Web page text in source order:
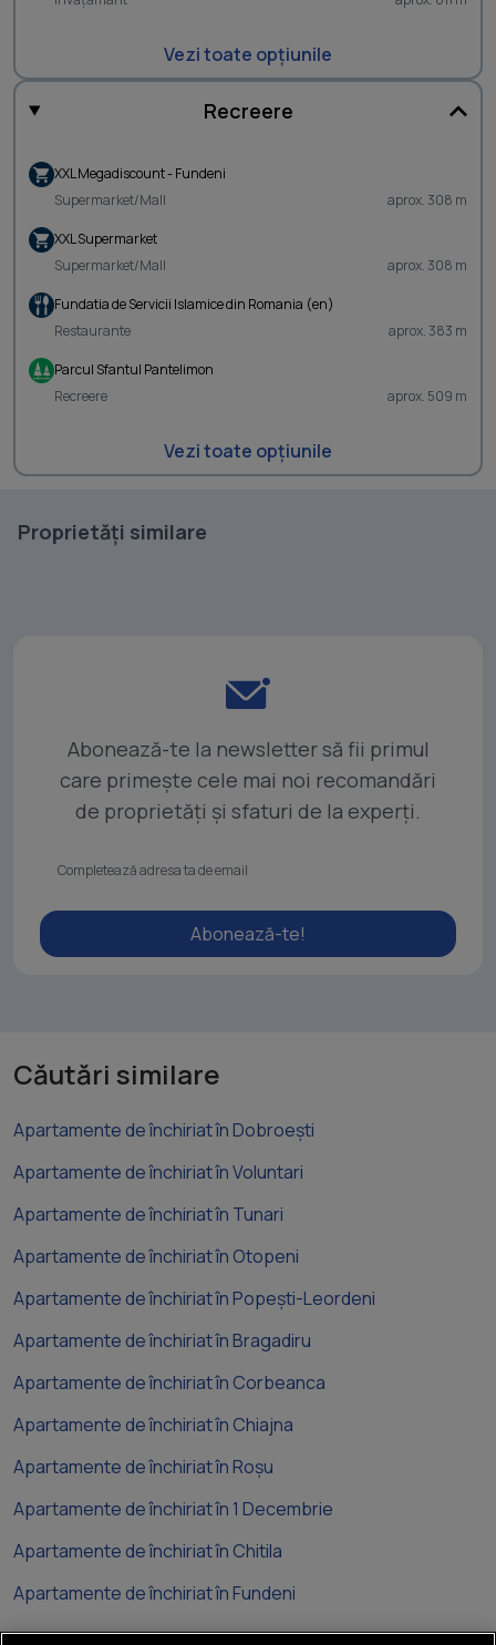
Vezi toate opțiunile
Recreere
XXL Megadiscount - Fundeni
Supermarket/Mall
aprox. 308 m
XXL Supermarket
Supermarket/Mall
aprox. 308 m
Fundatia de Servicii Islamice din Romania (en)
Restaurante
aprox. 383 m
Parcul Sfantul Pantelimon
Recreere
aprox. 509 m
Vezi toate opțiunile
Proprietăți similare
Abonează-te la newsletter să fii primul
care primește cele mai noi recomandări
de proprietăți și sfaturi de la experți.
Abonează-te!
Căutări similare
Apartamente de închiriat în Dobroești
Apartamente de închiriat în Voluntari
Apartamente de închiriat în Tunari
Apartamente de închiriat în Otopeni
Apartamente de închiriat în Popești-Leordeni
Apartamente de închiriat în Bragadiru
Apartamente de închiriat în Corbeanca
Apartamente de închiriat în Chiajna
Apartamente de închiriat în Roșu
Apartamente de închiriat în 1 Decembrie
Apartamente de închiriat în Chitila
Apartamente de închiriat în Fundeni